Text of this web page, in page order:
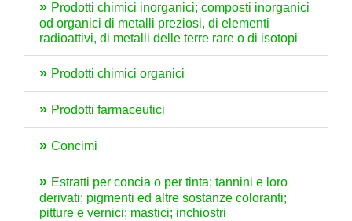
Prodotti chimici inorganici; composti inorganici
od organici di metalli preziosi, di elementi
radioattivi, di metalli delle terre rare o di isotopi
Prodotti chimici organici
Prodotti farmaceutici
Concimi
Estratti per concia o per tinta; tannini e loro
derivati; pigmenti ed altre sostanze coloranti;
pitture e vernici; mastici; inchiostri